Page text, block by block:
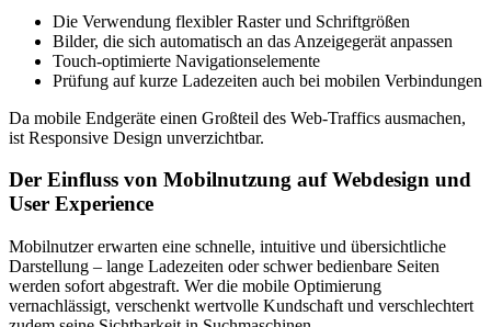
Die Verwendung flexibler Raster und Schriftgrößen
Bilder, die sich automatisch an das Anzeigegerät anpassen
Touch-optimierte Navigationselemente
Prüfung auf kurze Ladezeiten auch bei mobilen Verbindungen
Da mobile Endgeräte einen Großteil des Web-Traffics ausmachen,
ist Responsive Design unverzichtbar.
Der Einfluss von Mobilnutzung auf Webdesign und
User Experience
Mobilnutzer erwarten eine schnelle, intuitive und übersichtliche
Darstellung – lange Ladezeiten oder schwer bedienbare Seiten
werden sofort abgestraft. Wer die mobile Optimierung
vernachlässigt, verschenkt wertvolle Kundschaft und verschlechtert